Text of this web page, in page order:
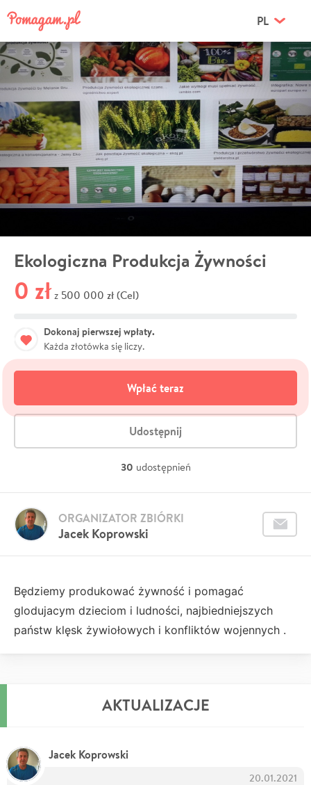
PL
Ekologiczna Produkcja Żywności
0 zł z 500 000 zł (Cel)
Dokonaj pierwszej wpłaty.
Każda złotówka się liczy.
Wpłać teraz
Udostępnij
30 udostępnień
Jacek Koprowski
ORGANIZATOR ZBIÓRKI
Będziemy produkować żywność i pomagać
glodujacym dzieciom i ludności, najbiedniejszych
państw klęsk żywiołowych i konfliktów wojennych .
AKTUALIZACJE
Jacek Koprowski
20.01.2021